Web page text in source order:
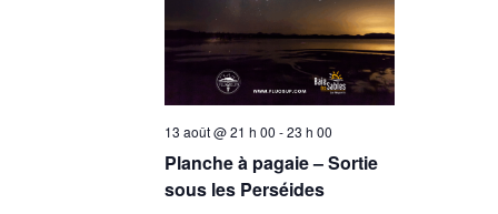
Planche à pagaie – Sortie
sous les Perséides
13 août @ 21 h 00 -23 h 00